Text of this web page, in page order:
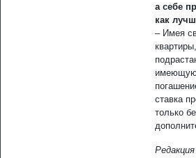
а себе
как
– Имея
ставка
только